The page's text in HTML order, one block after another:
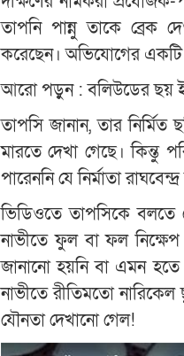
তাপনি পান্নু তাকে ব্রেক
করেছেন। অভিযোগের একটি
আরো পড়ুন : বলিউডের ছয়
তাপসি জানান, তার
মারতে দেখা গেছে। কিন্তু
পারেননি যে নির্মাতা
ভিডিওতে তাপসিকে বলতে
নাভীতে ফুল বা ফল
জানানো হয়নি বা এমন
নাভীতে রীতিমতো
যৌনতা দেখানো গেল!